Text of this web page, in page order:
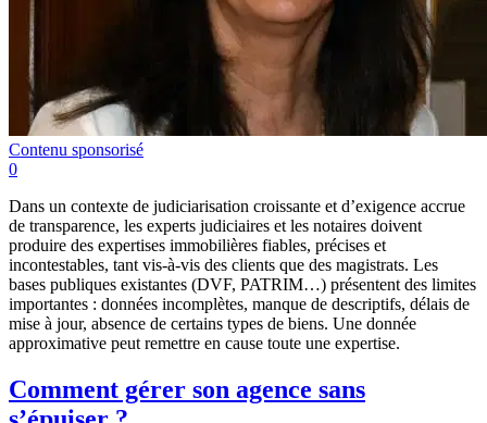
Contenu sponsorisé
0
Dans un contexte de judiciarisation croissante et d’exigence accrue
de transparence, les experts judiciaires et les notaires doivent
produire des expertises immobilières fiables, précises et
incontestables, tant vis-à-vis des clients que des magistrats. Les
bases publiques existantes (DVF, PATRIM…) présentent des limites
importantes : données incomplètes, manque de descriptifs, délais de
mise à jour, absence de certains types de biens. Une donnée
approximative peut remettre en cause toute une expertise.
Comment gérer son agence sans